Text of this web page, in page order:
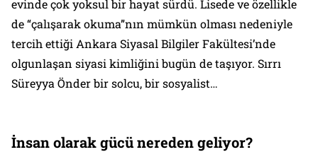
evinde çok yoksul bir hayat sürdü. Lisede ve özellikle
de “çalışarak okuma”nın mümkün olması nedeniyle
tercih ettiği Ankara Siyasal Bilgiler Fakültesi’nde
olgunlaşan siyasi kimliğini bugün de taşıyor. Sırrı
Süreyya Önder bir solcu, bir sosyalist…
İnsan olarak gücü nereden geliyor?